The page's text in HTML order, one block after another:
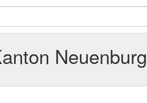
Neuenburg